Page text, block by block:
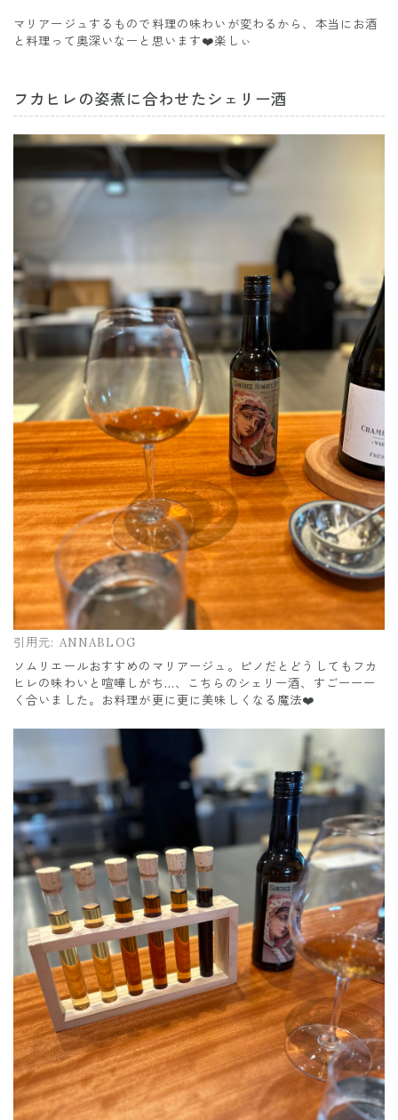
マリアージュするもので料理の味わいが変わるから、本当にお酒
と料理って奥深いなーと思います❤️楽しぃ
フカヒレの姿煮に合わせたシェリー酒
引用元: ANNABLOG
ソムリエールおすすめのマリアージュ。ピノだとどうしてもフカ
ヒレの味わいと喧嘩しがち…、こちらのシェリー酒、すごーーー
く合いました。お料理が更に更に美味しくなる魔法❤️